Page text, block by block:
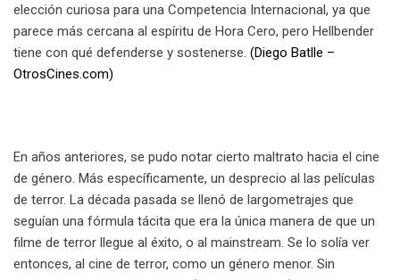
elección curiosa para una Competencia Internacional, ya que
parece más cercana al espíritu de Hora Cero, pero Hellbender
tiene con qué defenderse y sostenerse. (Diego Batlle –
OtrosCines.com)
En años anteriores, se pudo notar cierto maltrato hacia el cine
de género. Más específicamente, un desprecio al las películas
de terror. La década pasada se llenó de largometrajes que
seguían una fórmula tácita que era la única manera de que un
filme de terror llegue al éxito, o al mainstream. Se lo solía ver
entonces, al cine de terror, como un género menor. Sin